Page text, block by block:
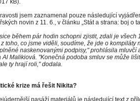
kB).
jsem zaznamenal pouze následující
novin z 11. 6., v článku „Stát a strana: boj o
během pár hodin schopni zjistit, zdali je všech
toho, co jsme viděli, soudíme, že jde o kompiláty
naskenovanými podpisy," prohlásila mluvčí
Al Malikiová. "Konečná podoba smluv se může
ty hrají roli," dodala.
krize má řešit Nikita?
pasáží materiálů je následující text z